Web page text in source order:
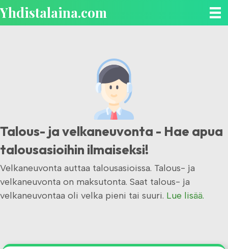
Yhdistalaina.com
Talous- ja velkaneuvonta - Hae apua
talousasioihin ilmaiseksi!
Velkaneuvonta auttaa talousasioissa. Talous- ja
velkaneuvonta on maksutonta. Saat talous- ja
velkaneuvontaa oli velka pieni tai suuri. Lue lisää.